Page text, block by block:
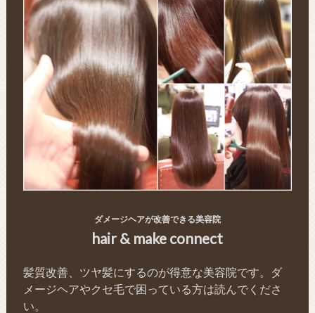
ダメージヘアが改善できる美容院
hair & make connect
髪質改善、ツヤ髪にするのが得意な美容院です。ダ
メージヘアやクセ毛で困っている方は読んでくださ
い。